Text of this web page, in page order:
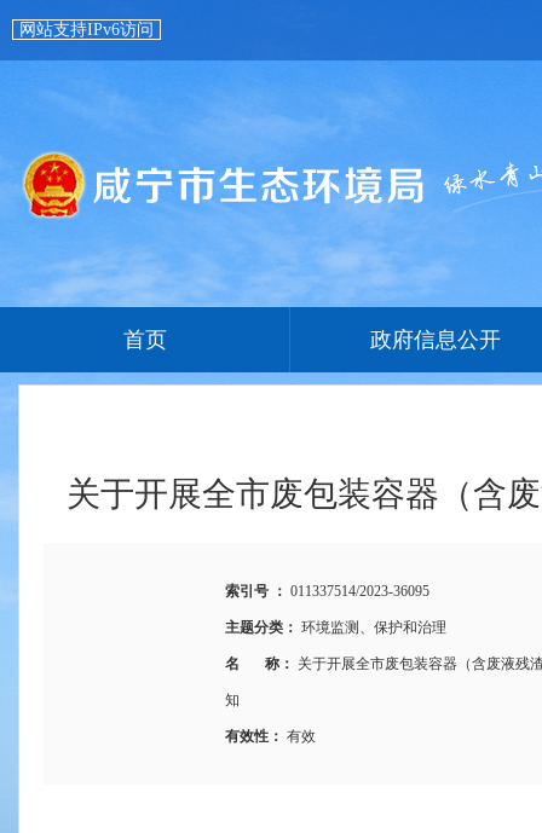
网站支持IPv6访问
首页 政府信息公开
关于开展全市废包装容器（含
索引号 ： 011337514/2023-36095
主题分类： 环境监测、保护和治理
名 称： 关于开展全市废包装容器（含废液残
知
有效性： 有效